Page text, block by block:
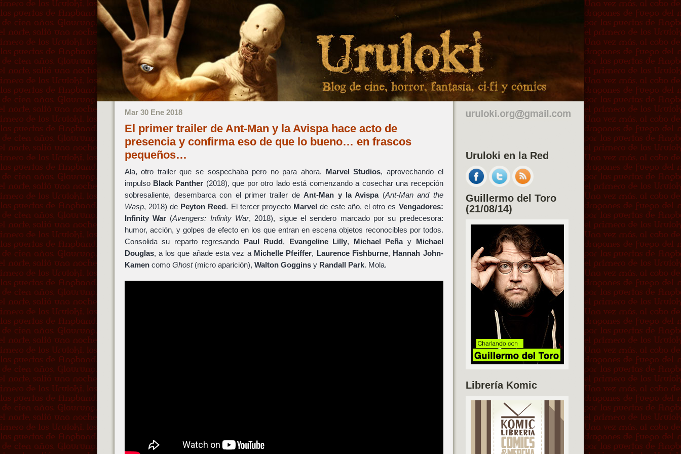
Mar 30 Ene 2018
El primer trailer de Ant-Man y la Avispa hace acto de
presencia y confirma eso de que lo bueno… en frascos
pequeños…
Ala, otro trailer que se sospechaba pero no para ahora. Marvel Studios, aprovechando el
impulso Black Panther (2018), que por otro lado está comenzando a cosechar una recepción
sobresaliente, desembarca con el primer trailer deAnt-Man y la Avispa(Ant-Man and the
Wasp, 2018) de Peyton Reed. El tercer proyecto Marvel de este año, el otro es Vengadores:
Infinity War(Avengers: Infinity War, 2018), sigue el sendero marcado por su predecesora:
humor, acción, y golpes de efecto en los que entran en escena objetos reconocibles por todos.
Consolida su reparto regresando Paul Rudd, Evangeline Lilly, Michael Peñay Michael
Douglas, a los que añade esta vez a Michelle Pfeiffer, Laurence Fishburne, Hannah John-
Kamencomo Ghost(micro aparición), Walton Gogginsy Randall Park. Mola.
Uruloki en la Red
Guillermo del Toro
(21/08/14)
Librería Komic